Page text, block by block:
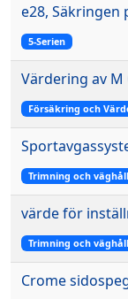
e28, Säkringen
5-Serien
Värdering av M
Försäkring och
Trimning och
värde för
Trimning och
Crome